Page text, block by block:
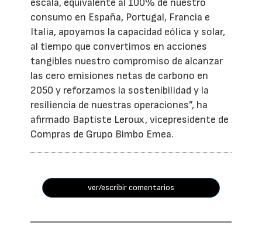
escala, equivalente al 100% de nuestro
consumo en España, Portugal, Francia e
Italia, apoyamos la capacidad eólica y solar,
al tiempo que convertimos en acciones
tangibles nuestro compromiso de alcanzar
las cero emisiones netas de carbono en
2050 y reforzamos la sostenibilidad y la
resiliencia de nuestras operaciones”, ha
afirmado Baptiste Leroux, vicepresidente de
Compras de Grupo Bimbo Emea.
ver/escribir comentarios